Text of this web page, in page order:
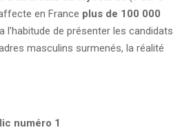
en France plus de 100 000
a l’habitude de présenter les candidats
masculins surmenés, la réalité
numéro 1